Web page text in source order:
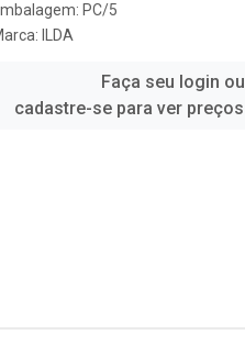
PC/5
ILDA
Faça seu login ou
cadastre-se para ver